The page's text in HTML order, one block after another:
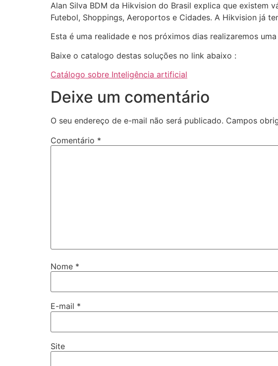
Alan Silva BDM da Hikvision do Brasil explica que existem
Futebol, Shoppings, Aeroportos e Cidades. A Hikvision já
Esta é uma realidade e nos próximos dias realizaremos
Baixe o catalogo destas soluções no link abaixo :
Catálogo sobre Inteligência artificial
Deixe um comentário
O seu endereço de e-mail não será publicado. Campos
Comentário *
Nome *
E-mail *
Site